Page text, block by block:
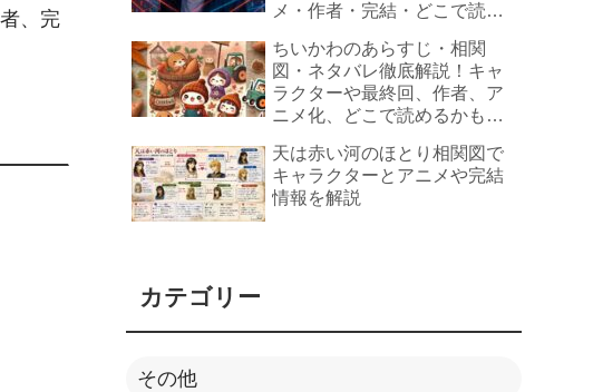
、完
メ・作者・完結・どこで読め
ちいかわのあらすじ・相関
図・ネタバレ徹底解説！キャ
ラクターや最終回、作者、ア
ニメ化、どこで読めるかも詳
天は赤い河のほとり相関図で
キャラクターとアニメや完結
情報を解説
カテゴリー
その他